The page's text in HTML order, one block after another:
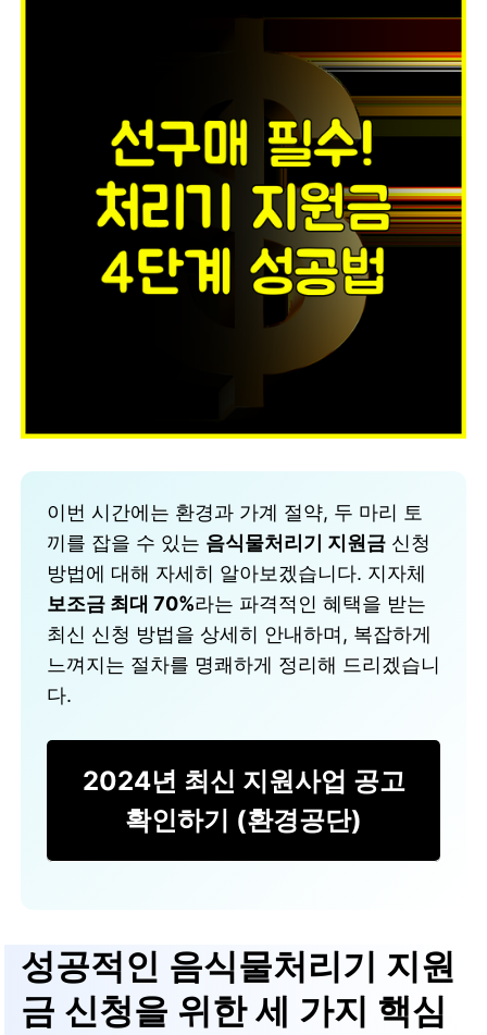
이번 시간에는 환경과 가계 절약, 두 마리 토
끼를 잡을 수 있는 음식물처리기 지원금 신청
방법에 대해 자세히 알아보겠습니다. 지자체
보조금 최대 70%라는 파격적인 혜택을 받는
최신 신청 방법을 상세히 안내하며, 복잡하게
느껴지는 절차를 명쾌하게 정리해 드리겠습니
다.
2024년 최신 지원사업 공고
확인하기 (환경공단)
성공적인 음식물처리기 지원
금 신청을 위한 세 가지 핵심